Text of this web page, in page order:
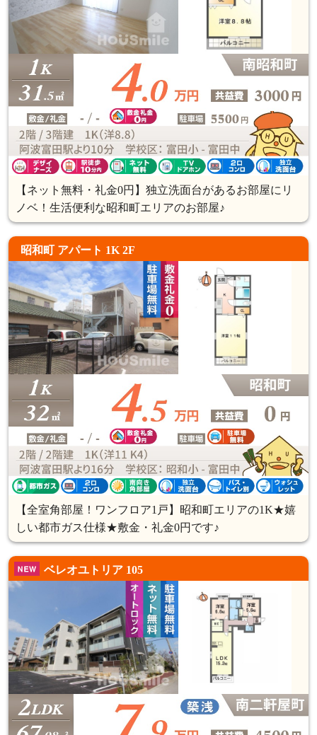
【ネット無料・礼金0円】独立洗面台があるお部屋にリ
ノベ！生活便利な昭和町エリアのお部屋♪
昭和町 アパート 1K 2F
【全室角部屋！ワンフロア1戸】昭和町エリアの1K★嬉
しい都市ガス仕様★敷金・礼金0円です♪
ベレオユトリア 105